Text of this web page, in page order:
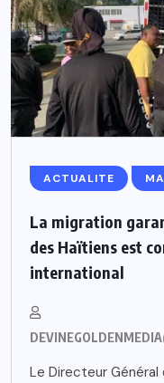
ACTUALITE
La migration
des Haïtiens est
international
Le Directeur Général